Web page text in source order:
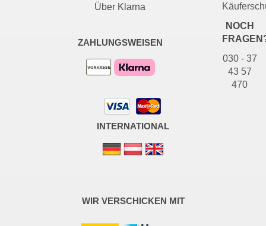
NOCH
030 - 37
43 57
470
Über Klarna
ZAHLUNGSWEISEN
INTERNATIONAL
WIR VERSCHICKEN MIT